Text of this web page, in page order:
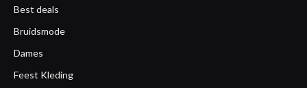
Best deals
Bruidsmode
Dames
Feest Kleding